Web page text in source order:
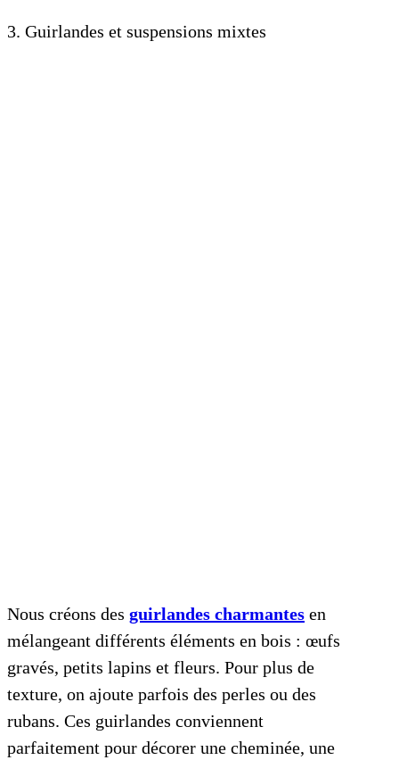
3. Guirlandes et suspensions mixtes
Nous créons des guirlandes charmantes en
mélangeant différents éléments en bois : œufs
gravés, petits lapins et fleurs. Pour plus de
texture, on ajoute parfois des perles ou des
rubans. Ces guirlandes conviennent
parfaitement pour décorer une cheminée, une